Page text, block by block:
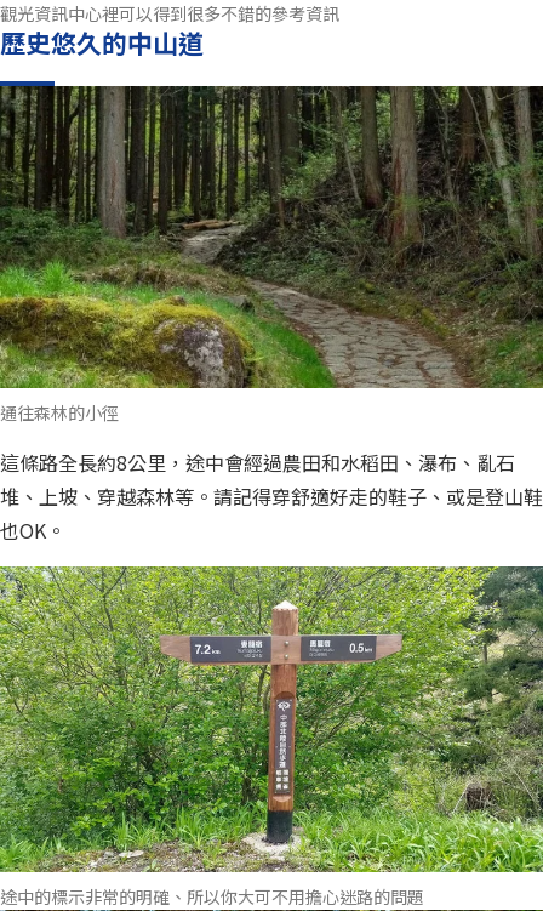
觀光資訊中心裡可以得到很多不錯的參考資訊
歷史悠久的中山道
通往森林的小徑
這條路全長約8公里，途中會經過農田和水稻田、瀑布、亂石
堆、上坡、穿越森林等。請記得穿舒適好走的鞋子、或是登山鞋
也OK。
途中的標示非常的明確、所以你大可不用擔心迷路的問題